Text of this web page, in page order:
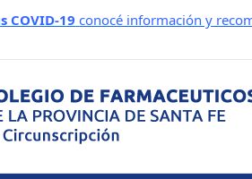
COVID-19 conocé información y